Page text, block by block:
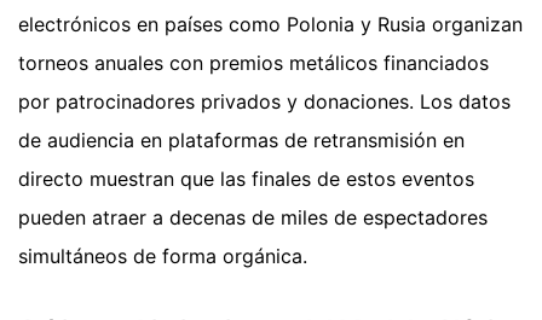
electrónicos en países como Polonia y Rusia organizan
torneos anuales con premios metálicos financiados
por patrocinadores privados y donaciones. Los datos
de audiencia en plataformas de retransmisión en
directo muestran que las finales de estos eventos
pueden atraer a decenas de miles de espectadores
simultáneos de forma orgánica.